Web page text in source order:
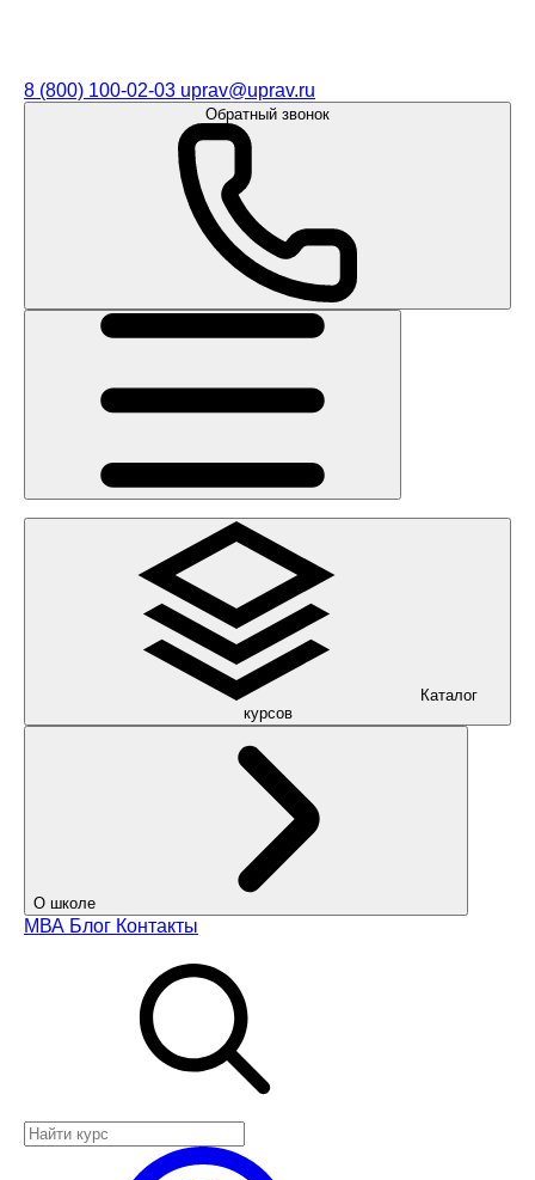
8 (800) 100-02-03 uprav@uprav.ru
Обратный звонок
Каталог
курсов
О школе
МВА Блог Контакты